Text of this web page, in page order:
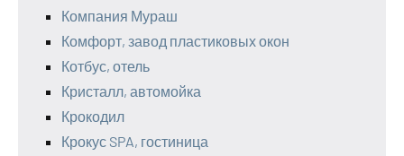
Компания Мураш
Комфорт, завод пластиковых окон
Котбус, отель
Кристалл, автомойка
Крокодил
Крокус SPA, гостиница